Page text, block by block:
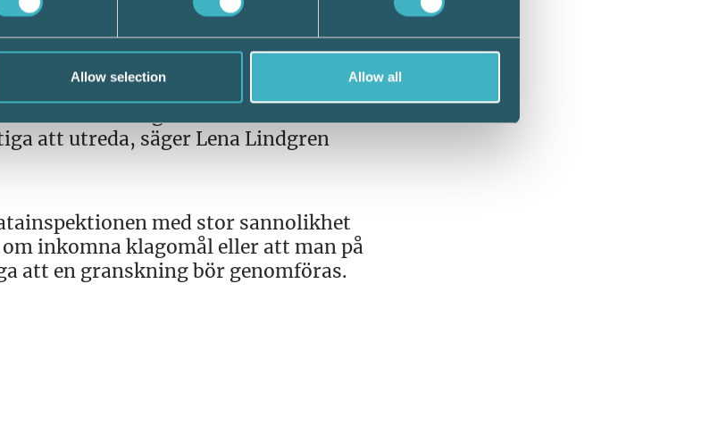
Allow selection Allow all
mellan
biträde sköter driften åt den som är
finns flera frågor som rör
att utreda, säger Lena Lindgren
med stor sannolikhet
inkomna klagomål eller att man på
att en granskning bör genomföras.